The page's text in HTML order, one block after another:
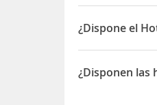
Sí, el Hotel
¿Dispone el
Sí, el Hotel
¿Disponen las